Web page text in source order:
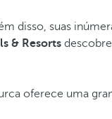
disso, suas
& Resorts
oferece uma